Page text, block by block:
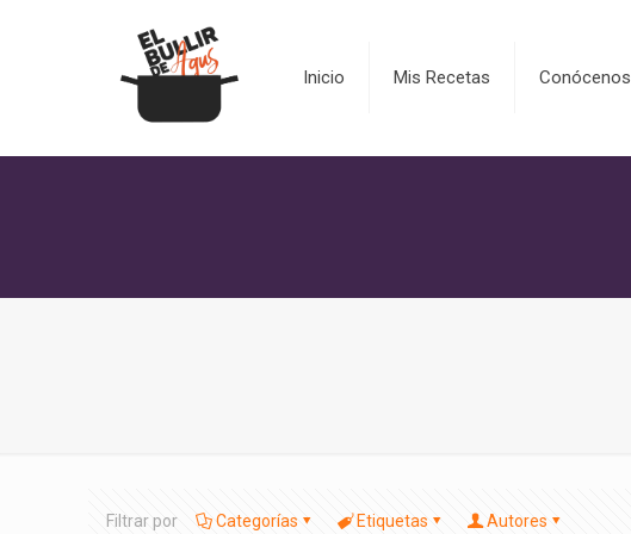
Inicio Mis Recetas Conócenos
Filtrar por Categorías Etiquetas Autores